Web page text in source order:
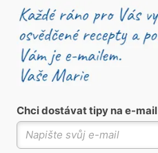
Chci dostávat tipy na e-mail